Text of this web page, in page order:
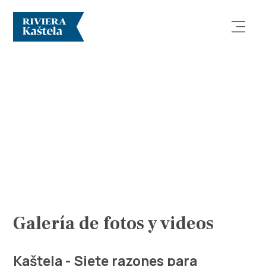
Galería de fotos y videos
Kaštela - Siete razones para